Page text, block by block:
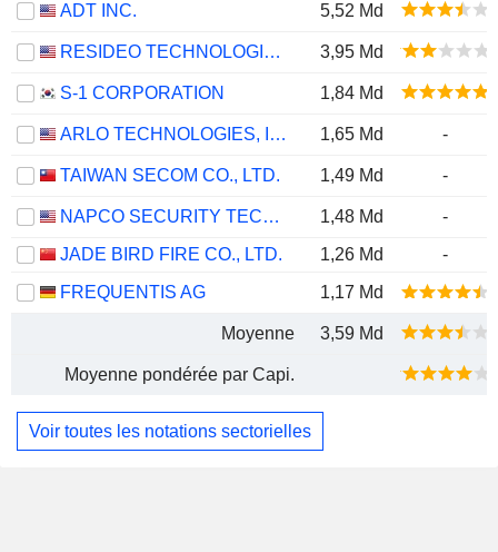
ADT INC. 5,52 Md
RESIDEO TECHNOLOGIES, INC. 3,95 Md
S-1 CORPORATION 1,84 Md
ARLO TECHNOLOGIES, INC. 1,65 Md -
TAIWAN SECOM CO., LTD. 1,49 Md -
NAPCO SECURITY TECHNOLOGIES, INC. 1,48 Md
-
JADE BIRD FIRE CO., LTD.
1,26 Md
-
FREQUENTIS AG
1,17 Md
Moyenne 3,59 Md
Moyenne pondérée par Capi.
Voir toutes les notations sectorielles